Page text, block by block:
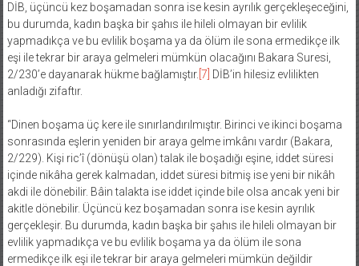
DİB, üçüncü kez boşamadan sonra ise kesin ayrılık gerçekleşeceğini,
bu durumda, kadın başka bir şahıs ile hileli olmayan bir evlilik
yapmadıkça ve bu evlilik boşama ya da ölüm ile sona ermedikçe ilk
eşi ile tekrar bir araya gelmeleri mümkün olacağını Bakara Suresi,
2/230’e dayanarak hükme bağlamıştır. [7] DİB’in hilesiz evlilikten
anladığı zifaftır.
“Dinen boşama üç kere ile sınırlandırılmıştır. Birinci ve ikinci boşama
sonrasında eşlerin yeniden bir araya gelme imkânı vardır (Bakara,
2/229). Kişi ric’î (dönüşü olan) talak ile boşadığı eşine, iddet süresi
içinde nikâha gerek kalmadan, iddet süresi bitmiş ise yeni bir nikâh
akdi ile dönebilir. Bâin talakta ise iddet içinde bile olsa ancak yeni bir
akitle dönebilir. Üçüncü kez boşamadan sonra ise kesin ayrılık
gerçekleşir. Bu durumda, kadın başka bir şahıs ile hileli olmayan bir
evlilik yapmadıkça ve bu evlilik boşama ya da ölüm ile sona
ermedikçe ilk eşi ile tekrar bir araya gelmeleri mümkün değildir